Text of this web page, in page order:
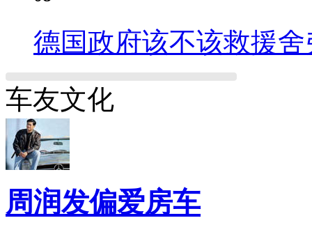
德国政府该不该救援舍
车友文化
周润发偏爱房车